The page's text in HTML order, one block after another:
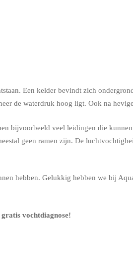
Een kelder bevindt zich
de waterdruk hoog ligt. Ook na
bijvoorbeeld veel leidingen die
geen ramen zijn. De
hebben. Gelukkig hebben we bij
vochtdiagnose!